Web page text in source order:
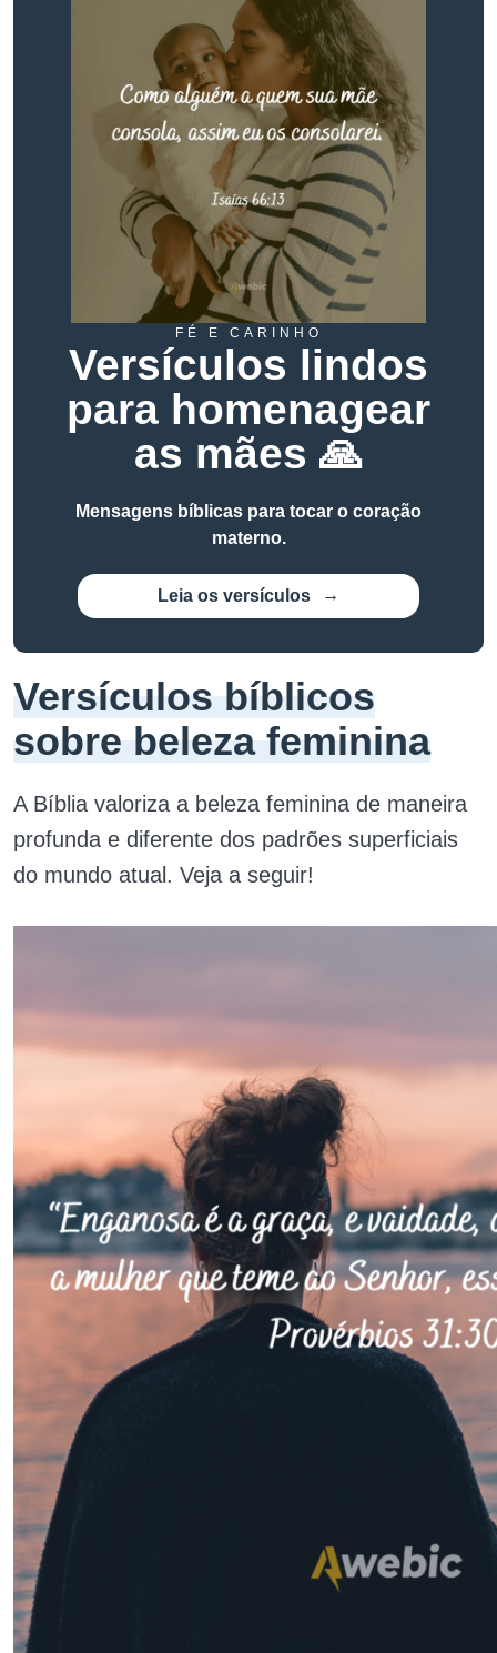
FÉ E CARINHO
Versículos lindos
para homenagear
as mães 🙏
Mensagens bíblicas para tocar o coração
materno.
Leia os versículos
Versículos bíblicos
sobre beleza feminina
A Bíblia valoriza a beleza feminina de maneira
profunda e diferente dos padrões superficiais
do mundo atual. Veja a seguir!